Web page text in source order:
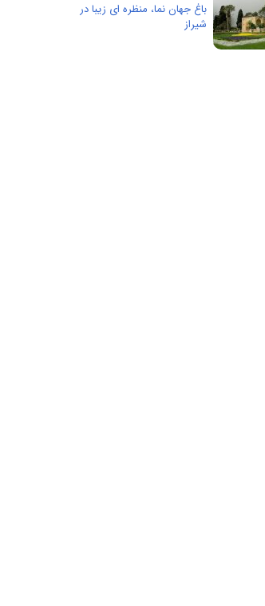
باغ جهان نما، منظره ای زیبا در
شیراز